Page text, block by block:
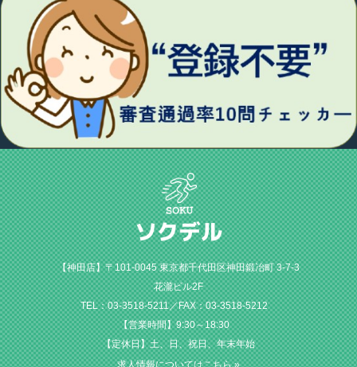
【神田店】〒101-0045 東京都千代田区神田鍛冶町 3-7-3
花瀧ビル2F
TEL：03-3518-5211／FAX：03-3518-5212
【営業時間】9:30～18:30
【定休日】土、日、祝日、年末年始
求人情報についてはこちら »